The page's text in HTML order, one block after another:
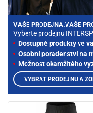
VAŠE PRODEJNA.VAŠE
Vyberte prodejnu
Dostupné produkty ve
Osobní poradenství na
Možnost okamžitého